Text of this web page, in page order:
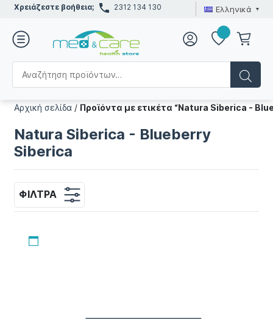
Χρειάζεστε βοήθεια; 2312 134 130 Ελληνικά
Αρχική σελίδα / Προϊόντα με ετικέτα “Natura Siberica -
Natura Siberica - Blueberry
Siberica
ΦΊΛΤΡΑ